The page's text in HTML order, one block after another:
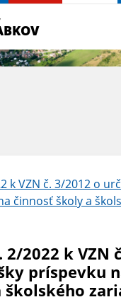
k VZN č. 3/2012 o
činnosť školy a
2022 k VZN
príspevku
školského